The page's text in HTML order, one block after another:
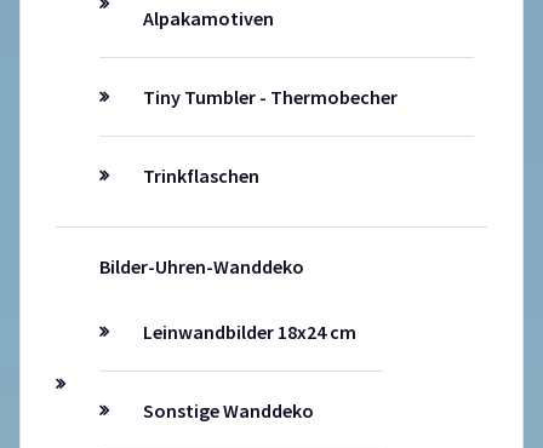
Alpakamotiven
Tiny Tumbler - Thermobecher
Trinkflaschen
Bilder-Uhren-Wanddeko
Leinwandbilder 18x24 cm
Sonstige Wanddeko